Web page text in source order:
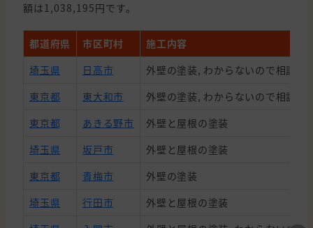
額は1,038,195円です。
都道府県 市区町村
施工内容
埼玉県
日高市
外壁の塗装, わからないので相談し
東京都
東大和市
外壁の塗装, わからないので相談し
東京都
あきる野市
外壁と屋根の塗装
埼玉県
坂戸市
外壁と屋根の塗装
東京都
青梅市
外壁の塗装
埼玉県
行田市
外壁と屋根の塗装